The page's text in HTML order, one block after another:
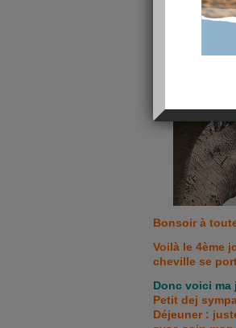
Bonsoir à
Voilà le 4ème
cheville se
Donc voici
Petit dej
Déjeuner :